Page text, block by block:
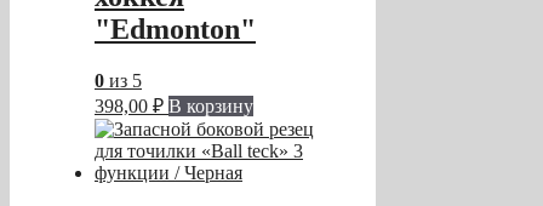
"Edmonton"
0 из 5
398,00 ₽ В корзину